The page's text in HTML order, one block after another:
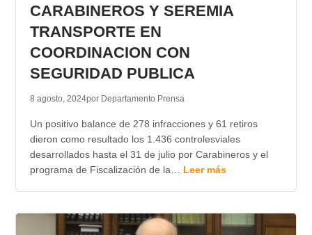
CARABINEROS Y SEREMIA
TRANSPORTE EN
COORDINACION CON
SEGURIDAD PUBLICA
8 agosto, 2024por Departamento Prensa
Un positivo balance de 278 infracciones y 61 retiros
dieron como resultado los 1.436 controlesviales
desarrollados hasta el 31 de julio por Carabineros y el
programa de Fiscalización de la… Leer más